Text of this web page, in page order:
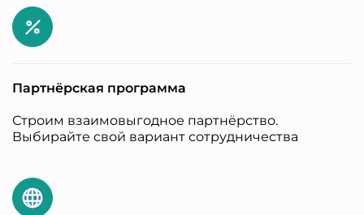
Партнёрская программа
Строим взаимовыгодное партнёрство.
Выбирайте свой вариант сотрудничества